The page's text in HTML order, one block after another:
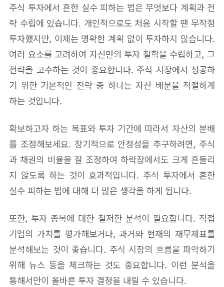
주식 투자에서 흔한 실수 피하는 법은 무엇보다 계획과 전
략 수립에 있습니다. 개인적으로도 처음 시작할 땐 무작정
투자했지만, 이제는 명확한 계획 없이 투자하지 않습니다.
여러 요소를 고려하여 자신만의 투자 철학을 수립하고, 그
전략을 고수하는 것이 중요합니다. 주식 시장에서 성공하
기 위한 기본적인 전략 중 하나는 자산 배분을 적절하게
하는 것입니다.
확보하고자 하는 목표와 투자 기간에 따라서 자산의 분배
를 조정해보세요. 장기적으로 안정성을 추구하려면, 주식
과 채권의 비율을 잘 조정하여 하락장에서도 크게 흔들리
지 않도록 하는 것이 효과적입니다. 주식 투자에서 흔한
실수 피하는 법에 대해 더 많은 생각을 하게 됩니다.
또한, 투자 종목에 대한 철저한 분석이 필요합니다. 직접
기업의 가치를 평가해보거나, 과거와 현재의 재무제표를
분석해보는 것이 좋습니다. 주식 시장의 흐름을 파악하기
위해 뉴스 등을 체크하는 것도 중요합니다. 이런 분석을
통해서만이 올바른 투자 결정을 내릴 수 있습니다.